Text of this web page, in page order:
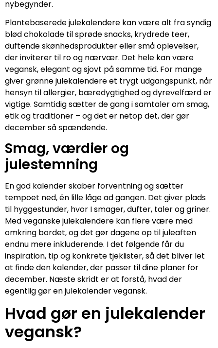
nybegynder.
Plantebaserede julekalendere kan være alt fra syndig
blød chokolade til sprøde snacks, krydrede teer,
duftende skønhedsprodukter eller små oplevelser,
der inviterer til ro og nærvær. Det hele kan være
vegansk, elegant og sjovt på samme tid. For mange
giver grønne julekalendere et trygt udgangspunkt, når
hensyn til allergier, bæredygtighed og dyrevelfærd er
vigtige. Samtidig sætter de gang i samtaler om smag,
etik og traditioner – og det er netop det, der gør
december så spændende.
Smag, værdier og
julestemning
En god kalender skaber forventning og sætter
tempoet ned, én lille låge ad gangen. Det giver plads
til hyggestunder, hvor I smager, dufter, taler og griner.
Med veganske julekalendere kan flere være med
omkring bordet, og det gør dagene op til juleaften
endnu mere inkluderende. I det følgende får du
inspiration, tip og konkrete tjeklister, så det bliver let
at finde den kalender, der passer til dine planer for
december. Næste skridt er at forstå, hvad der
egentlig gør en julekalender vegansk.
Hvad gør en julekalender
vegansk?